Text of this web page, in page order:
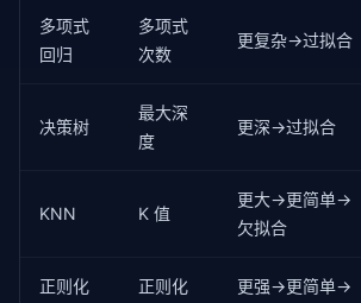
test_mse =
k <= 2:
k <= 8:
        status =
"拟合良好"
f"{k:<6}
多项式
回归
多项式
次数
更复杂→过拟合
决策树
最大深
度
更深→过拟合
KNN K 值
更大→更简单→
欠拟合
正则化
正则化
更强→更简单→